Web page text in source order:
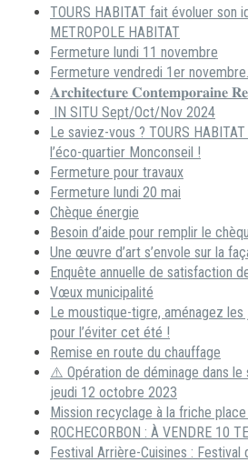
TOURS HABITAT fait évoluer son
METROPOLE HABITAT
Fermeture lundi 11 novembre
Fermeture vendredi 1er novembre.
𝐀𝐫𝐜𝐡𝐢𝐭𝐞𝐜𝐭𝐮𝐫𝐞 𝐂𝐨𝐧𝐭𝐞𝐦𝐩𝐨𝐫𝐚𝐢𝐧𝐞
IN SITU Sept/Oct/Nov 2024
Le saviez-vous ? TOURS
l’éco-quartier Monconseil !
Fermeture pour travaux
Fermeture lundi 20 mai
Chèque énergie
Besoin d’aide pour remplir le
Une œuvre d’art s’envole sur la
Enquête annuelle de satisfaction
Vœux municipalité
Le moustique-tigre, aménagez
pour l’éviter cet été !
Remise en route du chauffage
⚠️ Opération de déminage dans
jeudi 12 octobre 2023
Mission recyclage à la friche
ROCHECORBON : À VENDRE 10
Festival Arrière-Cuisines : Festival